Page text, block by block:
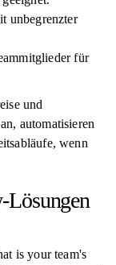
unbegrenzter
für
und
automatisieren
wenn
is your team's